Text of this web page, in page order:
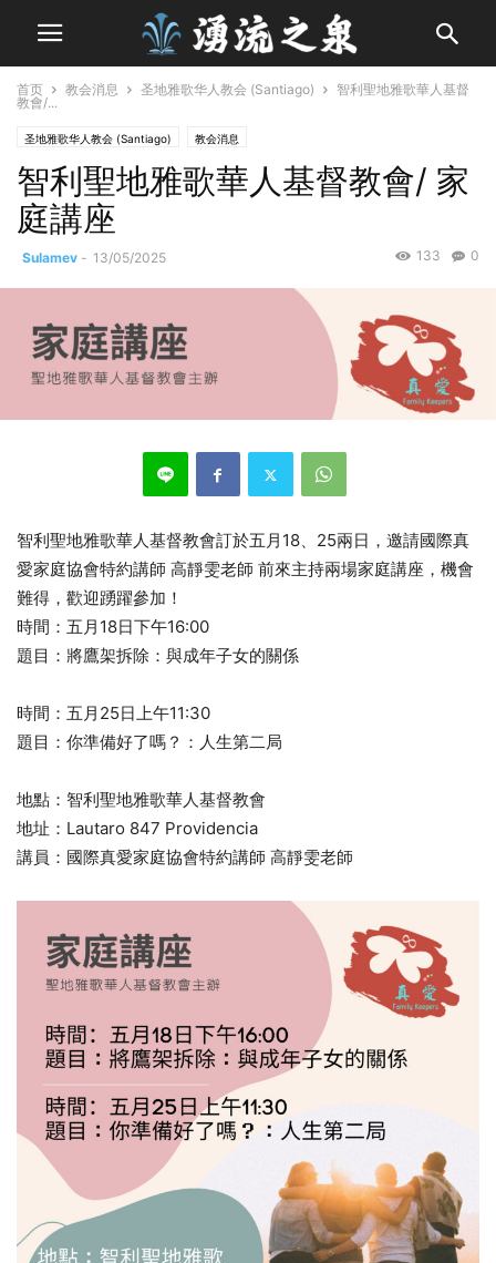
首页 教会消息 圣地雅歌华人教会 (Santiago)
智利聖地雅歌華人基督
教會/...
圣地雅歌华人教会 (Santiago) 教会消息
智利聖地雅歌華人基督教會/ 家
庭講座
Sulamev - 13/05/2025 0
133
智利聖地雅歌華人基督教會訂於五月18、25兩日，邀請國際真
愛家庭協會特約講師 高靜雯老師 前來主持兩場家庭講座，機會
難得，歡迎踴躍參加！
時間：五月18日下午16:00
題目：將鷹架拆除：與成年子女的關係
時間：五月25日上午11:30
題目：你準備好了嗎？：人生第二局
地點：智利聖地雅歌華人基督教會
地址：Lautaro 847 Providencia
講員：國際真愛家庭協會特約講師 高靜雯老師